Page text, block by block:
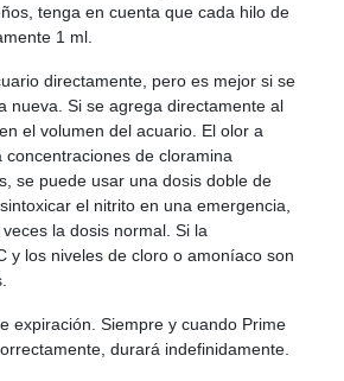
tenga en cuenta que cada hilo de
1 ml.
directamente, pero es mejor si se
nueva. Si se agrega directamente al
el volumen del acuario. El olor a
de cloramina
se puede usar una dosis doble de
el nitrito en una emergencia,
la dosis normal. Si la
y los niveles de cloro o amoníaco son
expiración. Siempre y cuando Prime
durará indefinidamente.